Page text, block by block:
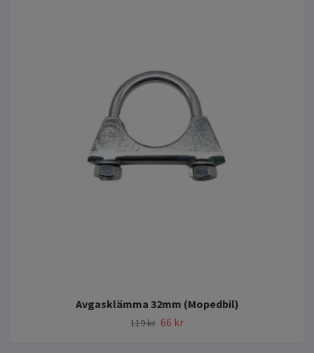
Avgasklämma 32mm (Mopedbil)
119 kr 66 kr